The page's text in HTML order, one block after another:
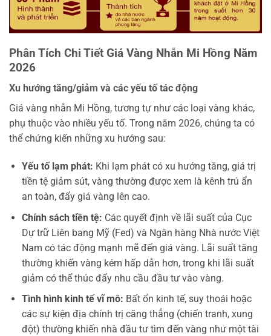
Phân Tích Chi Tiết Giá Vàng Nhẫn Mi Hồng Năm
2026
Xu hướng tăng/giảm và các yếu tố tác động
Giá vàng nhẫn Mi Hồng, tương tự như các loại vàng khác,
phụ thuộc vào nhiều yếu tố. Trong năm 2026, chúng ta có
thể chứng kiến những xu hướng sau:
Yếu tố lạm phát: Khi lạm phát có xu hướng tăng, giá trị
tiền tệ giảm sút, vàng thường được xem là kênh trú ẩn
an toàn, đẩy giá vàng lên cao.
Chính sách tiền tệ: Các quyết định về lãi suất của Cục
Dự trữ Liên bang Mỹ (Fed) và Ngân hàng Nhà nước Việt
Nam có tác động mạnh mẽ đến giá vàng. Lãi suất tăng
thường khiến vàng kém hấp dẫn hơn, trong khi lãi suất
giảm có thể thúc đẩy nhu cầu đầu tư vào vàng.
Tình hình kinh tế vĩ mô: Bất ổn kinh tế, suy thoái hoặc
các sự kiện địa chính trị căng thẳng (chiến tranh, xung
đột) thường khiến nhà đầu tư tìm đến vàng như một tài